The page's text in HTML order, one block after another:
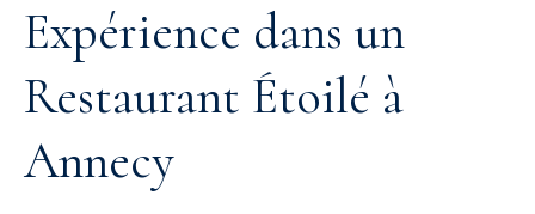
Expérience dans un
Restaurant Étoilé à
Annecy